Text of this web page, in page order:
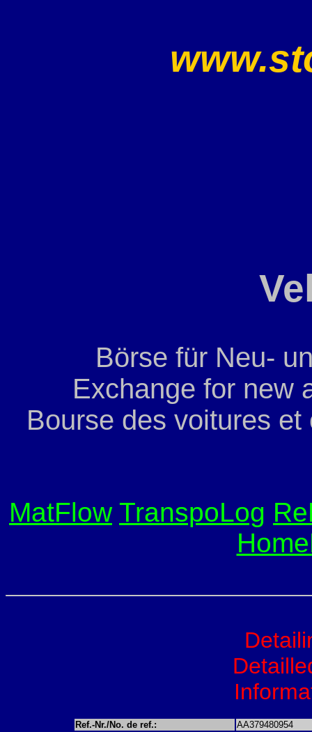
Börse für Neu-
Exchange for new
Bourse des voitures
MatFlow TranspoLog
Ref.-Nr./No. de ref.:
AA379480954